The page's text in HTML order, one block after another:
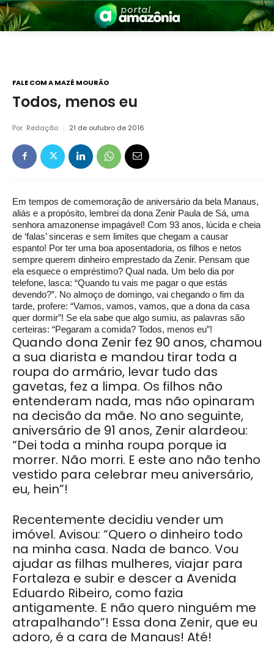
Amazônia
FALE COM A MAZÉ MOURÃO
Todos, menos eu
Por Redação 21 de outubro de 2016
Em tempos de comemoração de aniversário da bela Manaus,
aliás e a propósito, lembrei da dona Zenir Paula de Sá, uma
senhora amazonense impagável! Com 93 anos, lúcida e cheia
de ‘falas’ sinceras e sem limites que chegam a causar
espanto! Por ter uma boa aposentadoria, os filhos e netos
sempre querem dinheiro emprestado da Zenir. Pensam que
ela esquece o empréstimo? Qual nada. Um belo dia por
telefone, lasca: “Quando tu vais me pagar o que estás
devendo?”. No almoço de domingo, vai chegando o fim da
tarde, profere: “Vamos, vamos, vamos, que a dona da casa
quer dormir”! Se ela sabe que algo sumiu, as palavras são
certeiras: “Pegaram a comida? Todos, menos eu”!
Quando dona Zenir fez 90 anos, chamou
a sua diarista e mandou tirar toda a
roupa do armário, levar tudo das
gavetas, fez a limpa. Os filhos não
entenderam nada, mas não opinaram
na decisão da mãe. No ano seguinte,
aniversário de 91 anos, Zenir alardeou:
“Dei toda a minha roupa porque ia
morrer. Não morri. E este ano não tenho
vestido para celebrar meu aniversário,
eu, hein”!
Recentemente decidiu vender um
imóvel. Avisou: “Quero o dinheiro todo
na minha casa. Nada de banco. Vou
ajudar as filhas mulheres, viajar para
Fortaleza e subir e descer a Avenida
Eduardo Ribeiro, como fazia
antigamente. E não quero ninguém me
atrapalhando”! Essa dona Zenir, que eu
adoro, é a cara de Manaus! Até!